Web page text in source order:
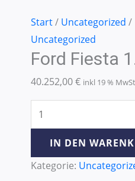
Start/ Uncategorized /
Uncategorized
Ford Fiesta
40.252,00€ inkl 19 % MwSt
Ford
Fiesta
1.4
50KW/68PS
Menge
IN DEN
Kategorie: